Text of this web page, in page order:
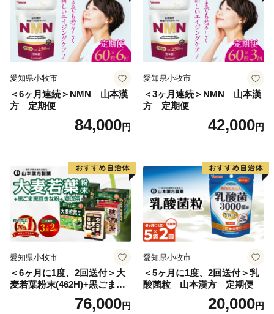
愛知県小牧市
＜6ヶ月連続＞NMN 山本漢
方 定期便
84,000円
愛知県小牧市
＜3ヶ月連続＞NMN 山本漢
方 定期便
42,000円
愛知県小牧市
＜6ヶ月に1度、2回送付＞大
麦若葉粉末(462H)+黒ごま黒
豆きな粉+ 糖流茶 山本漢
76,000円
愛知県小牧市
＜5ヶ月に1度、2回送付＞乳
酸菌粒 山本漢方 定期便
20,000円